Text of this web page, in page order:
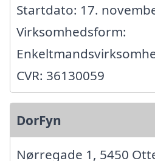
Startdato: 17.
Virksomhedsform:
CVR: 36130059
DorFyn
Nørregade 1, 5450